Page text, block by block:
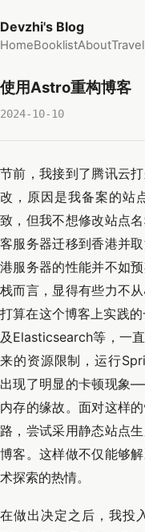
Devzhi's Blog
HomeBooklistAbout
使用Astro重构博客
2024-10-10
节前，我接到了腾讯云
改，原因是我备案的站
致，但我不想修改站点
客服务器迁移到香港并
港服务器的性能并不如
栈而言，显得有些力不
打算在这个博客上实践
及Elasticsearch等，一
来的资源限制，运行
出现了明显的卡顿现象
内存的缘故。面对这样
路，尝试采用静态站点
博客。这样做不仅能够
术探索的热情。
在做出决定之后，我投